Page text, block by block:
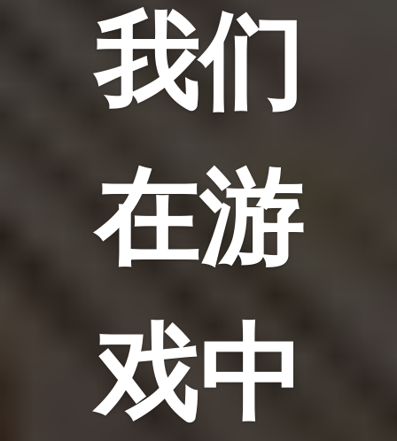
我们
在游
戏中